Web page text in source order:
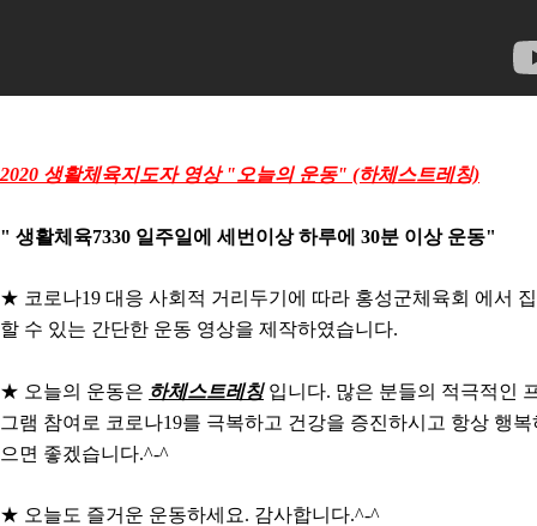
2020 생활체육지도자 영상 "오늘의 운동" (하체스트레칭)
" 생활체육7330 일주일에 세번이상 하루에 30분 이상 운동"
★ 코로나19 대응 사회적 거리두기에 따라 홍성군체육회 에서
할 수 있는 간단한 운동 영상을 제작하였습니다.
★ 오늘의 운동은 하체스트레칭입니다. 많은 분들의 적극적인
그램 참여로 코로나19를 극복하고 건강을 증진하시고 항상 행복
으면 좋겠습니다.^-^
★ 오늘도 즐거운 운동하세요. 감사합니다.^-^